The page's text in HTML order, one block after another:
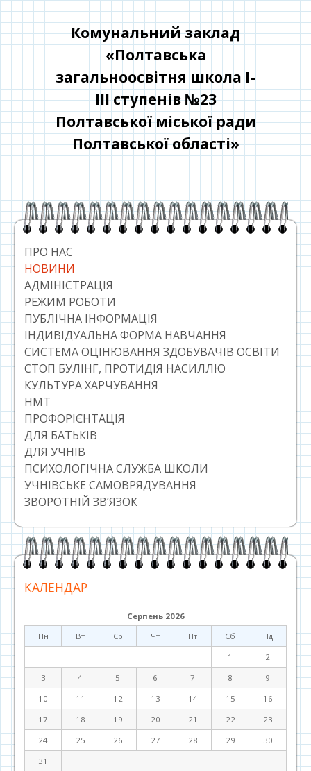
до
контенту
Комунальний заклад
«Полтавська
загальноосвітня школа І-
ІІІ ступенів №23
Полтавської міської ради
Полтавської області»
Головний
сайдбар
ПРО НАС
НОВИНИ
АДМІНІСТРАЦІЯ
РЕЖИМ РОБОТИ
ПУБЛІЧНА ІНФОРМАЦІЯ
ІНДИВІДУАЛЬНА ФОРМА НАВЧАННЯ
СИСТЕМА ОЦІНЮВАННЯ ЗДОБУВАЧІВ ОСВІТИ
СТОП БУЛІНГ, ПРОТИДІЯ НАСИЛЛЮ
КУЛЬТУРА ХАРЧУВАННЯ
НМТ
ПРОФОРІЄНТАЦІЯ
ДЛЯ БАТЬКІВ
ДЛЯ УЧНІВ
ПСИХОЛОГІЧНА СЛУЖБА ШКОЛИ
УЧНІВСЬКЕ САМОВРЯДУВАННЯ
ЗВОРОТНІЙ ЗВ’ЯЗОК
КАЛЕНДАР
Серпень 2026
Пн
Вт Ср Чт Пт Сб
Нд
1
2
3
4 5 6 7 8
9
10
11 12 13 14 15
16
17
18 19 20 21 22
23
24
25 26 27 28 29
30
31